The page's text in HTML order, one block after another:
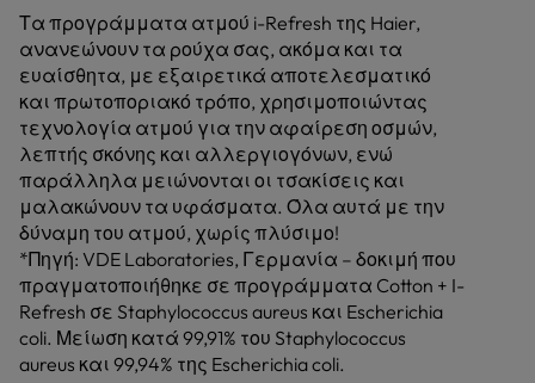
Τα προγράμματα ατμού i-Refresh της Haier,
ανανεώνουν τα ρούχα σας, ακόμα και τα
ευαίσθητα, με εξαιρετικά αποτελεσματικό
και πρωτοποριακό τρόπο, χρησιμοποιώντας
τεχνολογία ατμού για την αφαίρεση οσμών,
λεπτής σκόνης και αλλεργιογόνων, ενώ
παράλληλα μειώνονται οι τσακίσεις και
μαλακώνουν τα υφάσματα. Όλα αυτά με την
δύναμη του ατμού, χωρίς πλύσιμο!
*Πηγή: VDE Laboratories, Γερμανία – δοκιμή που
πραγματοποιήθηκε σε προγράμματα Cotton + I-
Refresh σε Staphylococcus aureus και Escherichia
coli. Μείωση κατά 99,91% του Staphylococcus
aureus και 99,94% της Escherichia coli.